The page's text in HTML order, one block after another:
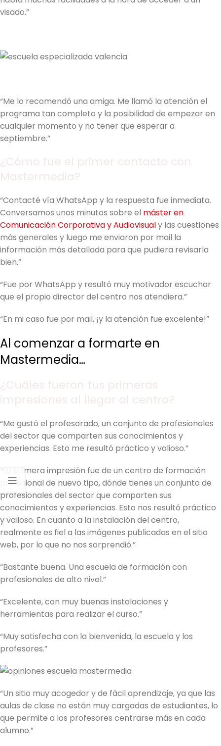
visado.”
“Me lo recomendó una amiga. Me llamó la atención el
programa tan completo y la posibilidad de empezar en
cualquier momento y no tener que esperar a
septiembre.”
“Contacté vía WhatsApp y la respuesta fue inmediata.
Conversamos unos minutos sobre el máster en
Comunicación Corporativa y Audiovisualy las cuestiones
más generales y luego me enviaron por mail la
información más detallada para que pudiera revisarla
bien.”
“Fue por WhatsApp y resultó muy motivador escuchar
que el propio director del centro nos atendiera.”
“En mi caso fue por mail, ¡y la atención fue excelente!”
Al comenzar a formarte en
Mastermedia…
“Me gustó el profesorado, un conjunto de profesionales
del sector que comparten sus conocimientos y
experiencias. Esto me resultó práctico y valioso.”
“La primera impresión fue de un centro de formación
profesional de nuevo tipo, dónde tienes un conjunto de
profesionales del sector que comparten sus
conocimientos y experiencias. Esto nos resultó práctico
y valioso. En cuanto a la instalación del centro,
realmente es fiel a las imágenes publicadas en el sitio
web, por lo que no nos sorprendió.”
“Bastante buena. Una escuela de formación con
profesionales de alto nivel.”
“Excelente, con muy buenas instalaciones y
herramientas para realizar el curso.”
“Muy satisfecha con la bienvenida, la escuela y los
profesores.”
“Un sitio muy acogedor y de fácil aprendizaje, ya que las
aulas de clase no están muy cargadas de estudiantes, lo
que permite a los profesores centrarse más en cada
alumno.”